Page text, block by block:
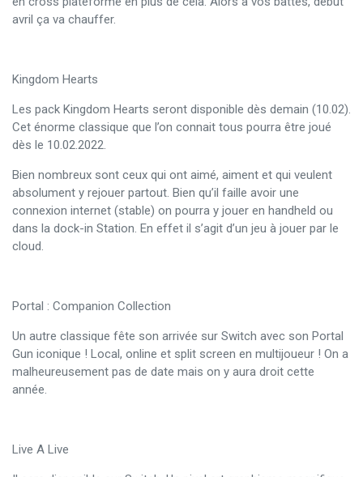
avril ça va chauffer.
Kingdom Hearts
Les pack Kingdom Hearts seront disponible dès demain (10.02).
Cet énorme classique que l’on connait tous pourra être joué
dès le 10.02.2022.
Bien nombreux sont ceux qui ont aimé, aiment et qui veulent
absolument y rejouer partout. Bien qu’il faille avoir une
connexion internet (stable) on pourra y jouer en handheld ou
dans la dock-in Station. En effet il s’agit d’un jeu à jouer par le
cloud.
Portal : Companion Collection
Un autre classique fête son arrivée sur Switch avec son Portal
Gun iconique ! Local, online et split screen en multijoueur ! On a
malheureusement pas de date mais on y aura droit cette
année.
Live A Live